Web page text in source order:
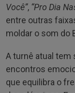
Você”, “Pro Dia
entre outras
moldar o som do
A turnê atual tem
encontros
que equilibra o